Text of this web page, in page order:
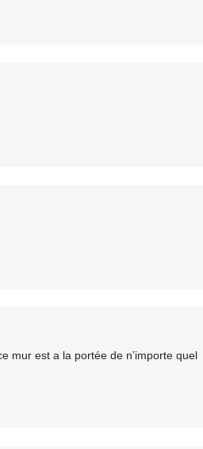
mur est a la portée de n’importe quel